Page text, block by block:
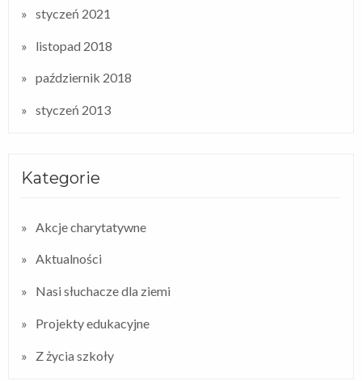
styczeń 2021
listopad 2018
październik 2018
styczeń 2013
Kategorie
Akcje charytatywne
Aktualności
Nasi słuchacze dla ziemi
Projekty edukacyjne
Z życia szkoły